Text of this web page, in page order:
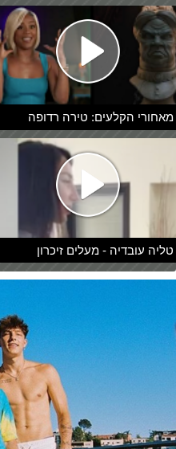
מאחורי הקלעים: טירה רדופה
טליה עובדיה - מעלים זיכרון